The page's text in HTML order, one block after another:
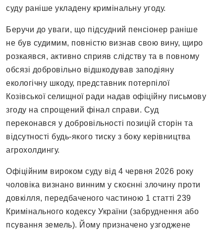
суду раніше укладену кримінальну угоду.
Беручи до уваги, що підсудний пенсіонер раніше
не був судимим, повністю визнав свою вину, щиро
розкаявся, активно сприяв слідству та в повному
обсязі добровільно відшкодував заподіяну
екологічну шкоду, представник потерпілої
Козівської селищної ради надав офіційну письмову
згоду на спрощений фінал справи. Суд
переконався у добровільності позицій сторін та
відсутності будь-якого тиску з боку керівництва
агрохолдингу.
Офіційним вироком суду від 4 червня 2026 року
чоловіка визнано винним у скоєнні злочину проти
довкілля, передбаченого частиною 1 статті 239
Кримінального кодексу України (забруднення або
псування земель). Йому призначено узгоджене